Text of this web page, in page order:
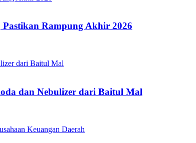
Rampung Akhir 2026
dan Nebulizer dari Baitul Mal